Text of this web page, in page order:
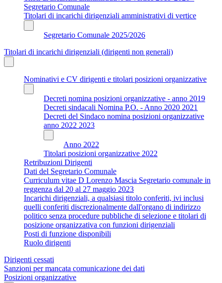
Segretario Comunale
Titolari di incarichi dirigenziali amministrativi di vertice
Segretario Comunale 2025/2026
Titolari di incarichi dirigenziali (dirigenti non generali)
Nominativi e CV dirigenti e titolari posizioni organizzative
Decreti nomina posizioni organizzative - anno 2019
Decreti sindacali Nomina P.O. - Anno 2020 2021
Decreti del Sindaco nomina posizioni organizzative
anno 2022 2023
Anno 2022
Titolari posizioni organizzative 2022
Retribuzioni Dirigenti
Dati del Segretario Comunale
Curriculum vitae D Lorenzo Mascia Segretario comunale in
reggenza dal 20 al 27 maggio 2023
Incarichi dirigenziali, a qualsiasi titolo conferiti, ivi inclusi
quelli conferiti discrezionalmente dall'organo di indirizzo
politico senza procedure pubbliche di selezione e titolari di
posizione organizzativa con funzioni dirigenziali
Posti di funzione disponibili
Ruolo dirigenti
Dirigenti cessati
Sanzioni per mancata comunicazione dei dati
Posizioni organizzative